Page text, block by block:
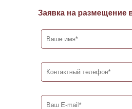
Заявка на размещение